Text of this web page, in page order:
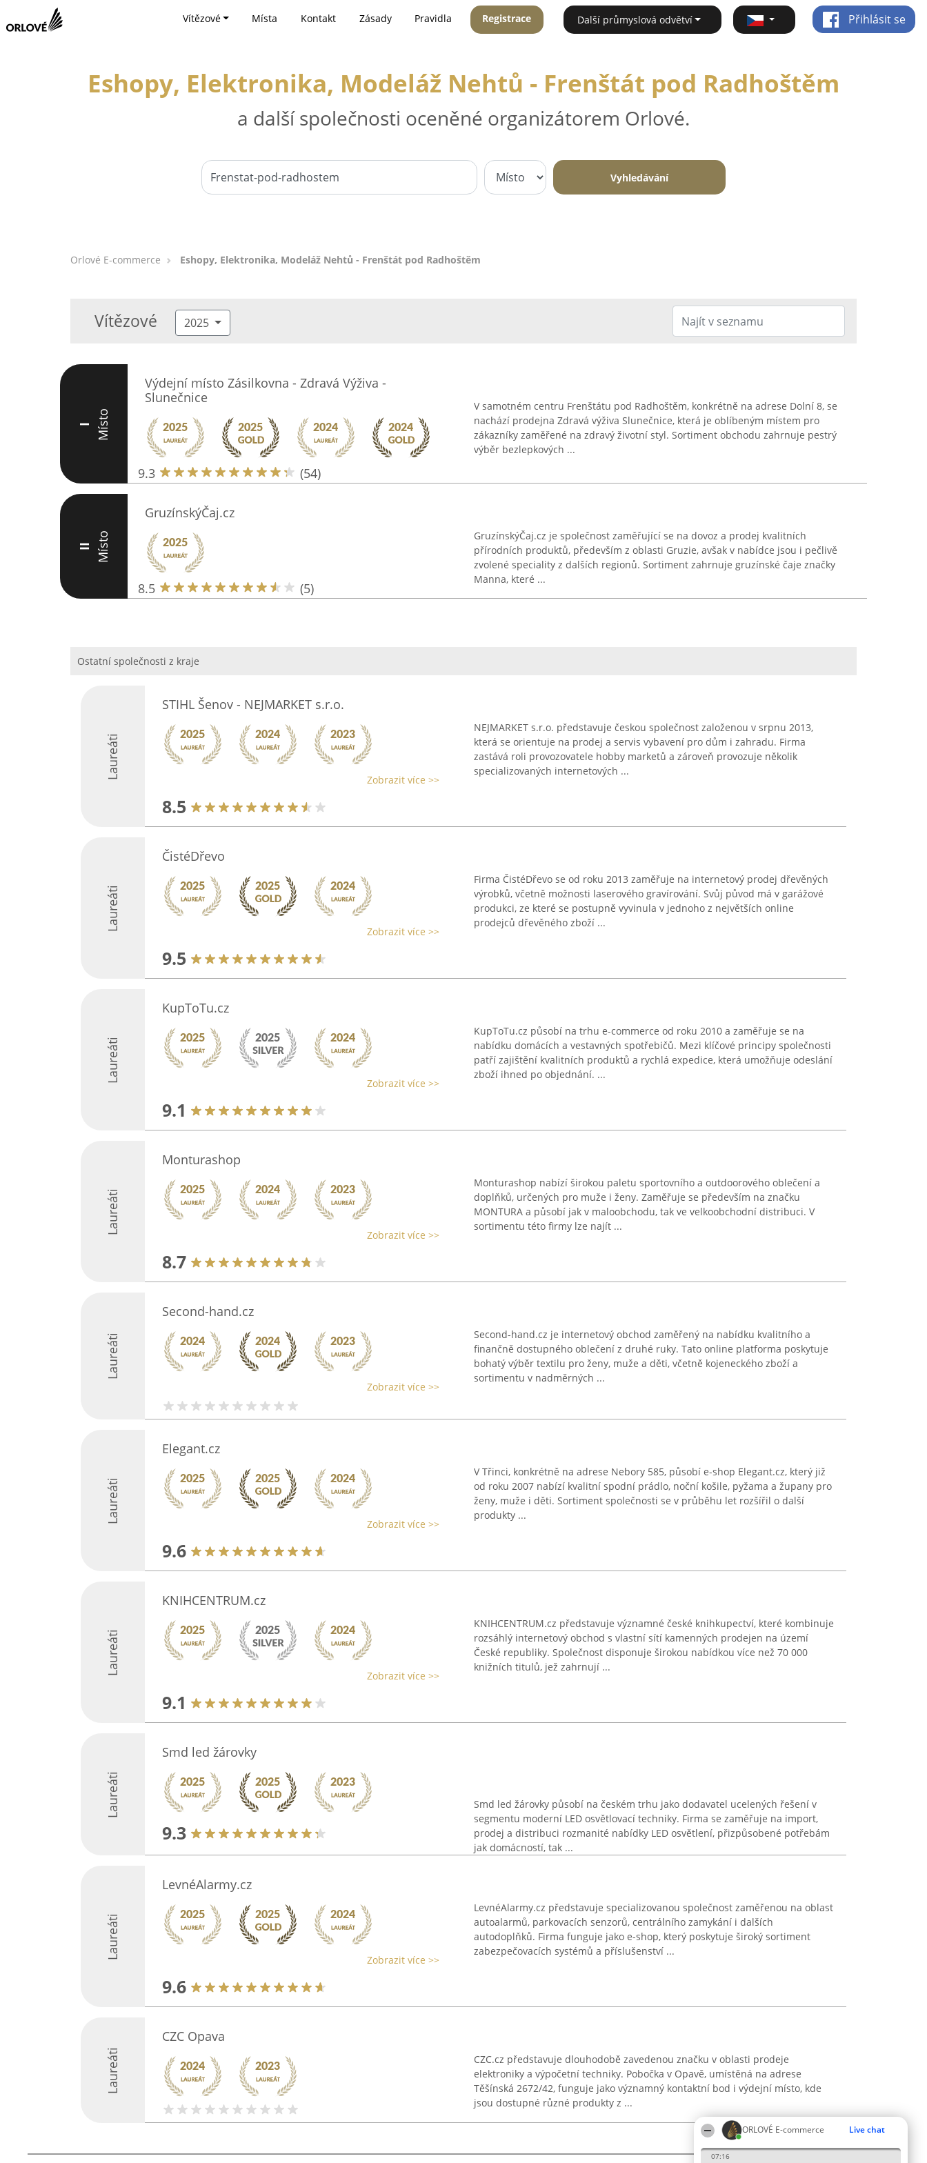
ORLOVÉ E-commerce Live chat
07:16
Vítězové Místa Kontakt Zásady Pravidla Registrace Další průmyslová odvětví Přihlásit se
Eshopy, Elektronika, Modeláž Nehtů - Frenštát pod Radhoštěm
a další společnosti oceněné organizátorem Orlové.
Vyhledávání
Orlové E-commerce Eshopy, Elektronika, Modeláž Nehtů - Frenštát pod Radhoštěm
Vítězové 2025
I Místo
Výdejní místo Zásilkovna - Zdravá Výživa -
Slunečnice
9.3 (54)
V samotném centru Frenštátu pod Radhoštěm, konkrétně na adrese Dolní 8, se
nachází prodejna Zdravá výživa Slunečnice, která je oblíbeným místem pro
zákazníky zaměřené na zdravý životní styl. Sortiment obchodu zahrnuje pestrý
výběr bezlepkových ...
II Místo
GruzínskýČaj.cz
8.5 (5)
GruzínskýČaj.cz je společnost zaměřující se na dovoz a prodej kvalitních
přírodních produktů, především z oblasti Gruzie, avšak v nabídce jsou i pečlivě
zvolené speciality z dalších regionů. Sortiment zahrnuje gruzínské čaje značky
Manna, které ...
Ostatní společnosti z kraje
Laureáti
STIHL Šenov - NEJMARKET s.r.o.
Zobrazit více >>
8.5
NEJMARKET s.r.o. představuje českou společnost založenou v srpnu 2013,
která se orientuje na prodej a servis vybavení pro dům i zahradu. Firma
zastává roli provozovatele hobby marketů a zároveň provozuje několik
specializovaných internetových ...
Laureáti
ČistéDřevo
Zobrazit více >>
9.5
Firma ČistéDřevo se od roku 2013 zaměřuje na internetový prodej dřevěných
výrobků, včetně možnosti laserového gravírování. Svůj původ má v garážové
produkci, ze které se postupně vyvinula v jednoho z největších online
prodejců dřevěného zboží ...
Laureáti
KupToTu.cz
Zobrazit více >>
9.1
KupToTu.cz působí na trhu e-commerce od roku 2010 a zaměřuje se na
nabídku domácích a vestavných spotřebičů. Mezi klíčové principy společnosti
patří zajištění kvalitních produktů a rychlá expedice, která umožňuje odeslání
zboží ihned po objednání. ...
Laureáti
Monturashop
Zobrazit více >>
8.7
Monturashop nabízí širokou paletu sportovního a outdoorového oblečení a
doplňků, určených pro muže i ženy. Zaměřuje se především na značku
MONTURA a působí jak v maloobchodu, tak ve velkoobchodní distribuci. V
sortimentu této firmy lze najít ...
Laureáti
Second-hand.cz
Zobrazit více >>
Second-hand.cz je internetový obchod zaměřený na nabídku kvalitního a
finančně dostupného oblečení z druhé ruky. Tato online platforma poskytuje
bohatý výběr textilu pro ženy, muže a děti, včetně kojeneckého zboží a
sortimentu v nadměrných ...
Laureáti
Elegant.cz
Zobrazit více >>
9.6
V Třinci, konkrétně na adrese Nebory 585, působí e-shop Elegant.cz, který již
od roku 2007 nabízí kvalitní spodní prádlo, noční košile, pyžama a župany pro
ženy, muže i děti. Sortiment společnosti se v průběhu let rozšířil o další
produkty ...
Laureáti
KNIHCENTRUM.cz
Zobrazit více >>
9.1
KNIHCENTRUM.cz představuje významné české knihkupectví, které kombinuje
rozsáhlý internetový obchod s vlastní sítí kamenných prodejen na území
České republiky. Společnost disponuje širokou nabídkou více než 70 000
knižních titulů, jež zahrnují ...
Laureáti
Smd led žárovky
9.3
Smd led žárovky působí na českém trhu jako dodavatel ucelených řešení v
segmentu moderní LED osvětlovací techniky. Firma se zaměřuje na import,
prodej a distribuci rozmanité nabídky LED osvětlení, přizpůsobené potřebám
jak domácností, tak ...
Laureáti
LevnéAlarmy.cz
Zobrazit více >>
9.6
LevnéAlarmy.cz představuje specializovanou společnost zaměřenou na oblast
autoalarmů, parkovacích senzorů, centrálního zamykání i dalších
autodoplňků. Firma funguje jako e-shop, který poskytuje široký sortiment
zabezpečovacích systémů a příslušenství ...
Laureáti
CZC Opava
CZC.cz představuje dlouhodobě zavedenou značku v oblasti prodeje
elektroniky a výpočetní techniky. Pobočka v Opavě, umístěná na adrese
Těšínská 2672/42, funguje jako významný kontaktní bod i výdejní místo, kde
jsou dostupné různé produkty z ...